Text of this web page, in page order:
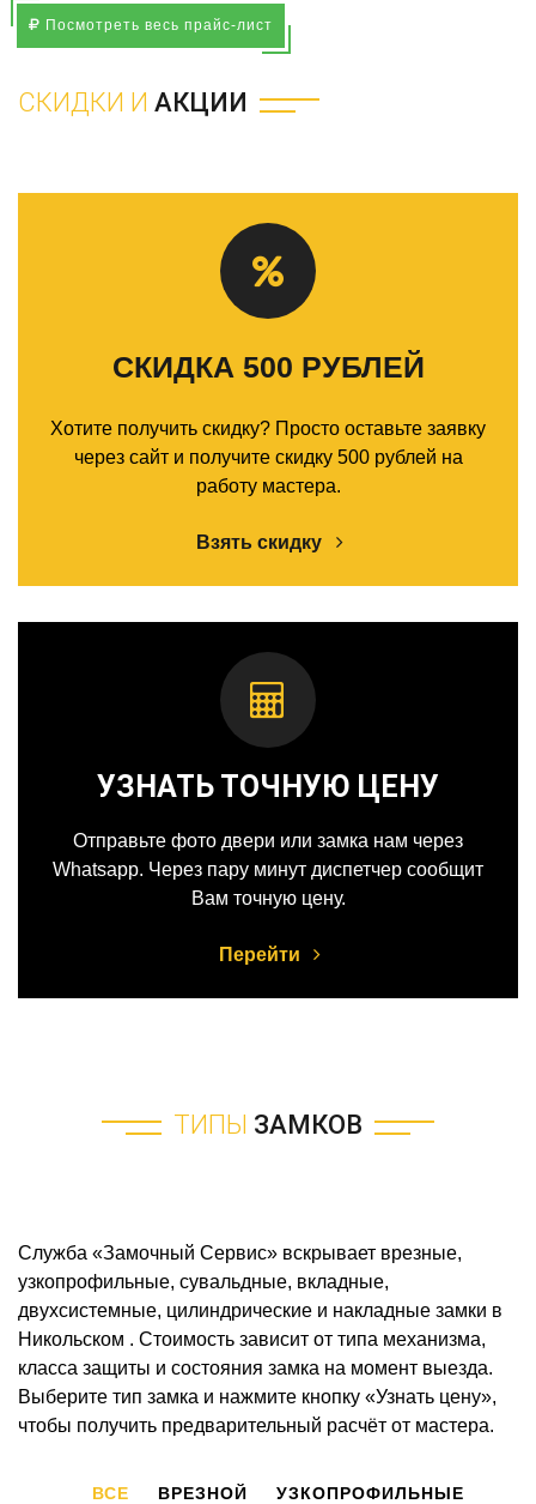
Посмотреть весь прайс-лист
СКИДКИ И АКЦИИ
СКИДКА 500 РУБЛЕЙ
Хотите получить скидку? Просто оставьте заявку
через сайт и получите скидку 500 рублей на
работу мастера.
Взять скидку
УЗНАТЬ ТОЧНУЮ ЦЕНУ
Отправьте фото двери или замка нам через
Whatsapp. Через пару минут диспетчер сообщит
Вам точную цену.
Перейти
ТИПЫ ЗАМКОВ
Служба «Замочный Сервис» вскрывает врезные,
узкопрофильные, сувальдные, вкладные,
двухсистемные, цилиндрические и накладные замки в
Никольском . Стоимость зависит от типа механизма,
класса защиты и состояния замка на момент выезда.
Выберите тип замка и нажмите кнопку «Узнать цену»,
чтобы получить предварительный расчёт от мастера.
ВСЕ ВРЕЗНОЙ УЗКОПРОФИЛЬНЫЕ